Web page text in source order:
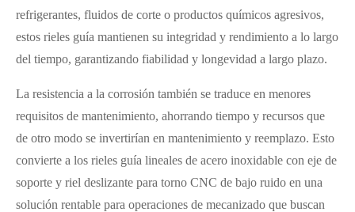
refrigerantes, fluidos de corte o productos químicos agresivos,
estos rieles guía mantienen su integridad y rendimiento a lo largo
del tiempo, garantizando fiabilidad y longevidad a largo plazo.
La resistencia a la corrosión también se traduce en menores
requisitos de mantenimiento, ahorrando tiempo y recursos que
de otro modo se invertirían en mantenimiento y reemplazo. Esto
convierte a los rieles guía lineales de acero inoxidable con eje de
soporte y riel deslizante para torno CNC de bajo ruido en una
solución rentable para operaciones de mecanizado que buscan